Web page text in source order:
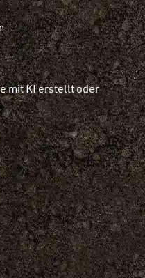
mit KI erstellt oder